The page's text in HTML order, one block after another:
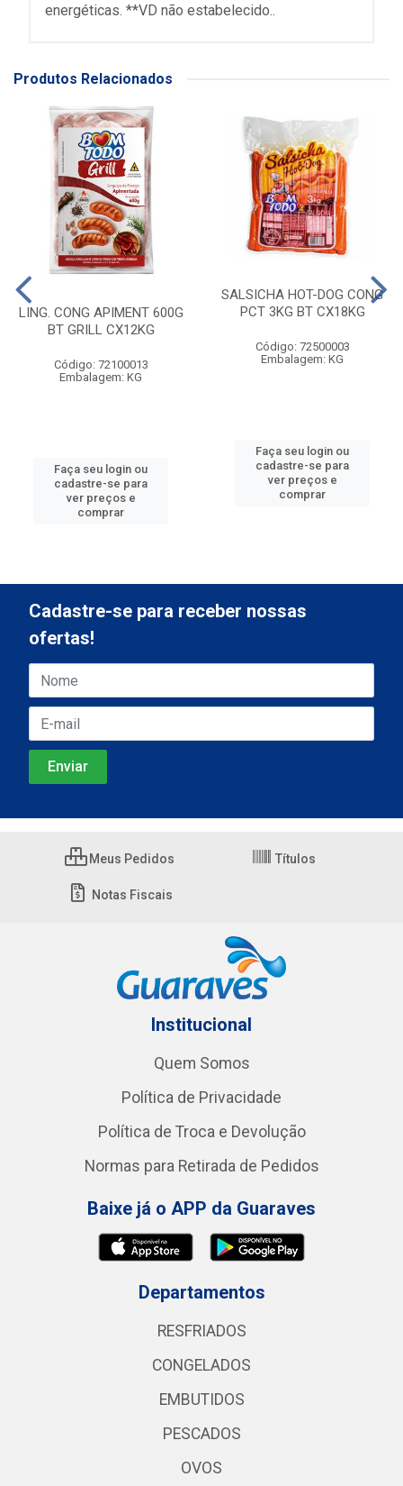
energéticas. **VD não estabelecido..
Produtos Relacionados
LING. CONG APIMENT 600G
BT GRILL CX12KG
Código: 72100013
Embalagem: KG
Faça seu login ou
cadastre-se para
ver preços e
comprar
SALSICHA HOT-DOG CONG
PCT 3KG BT CX18KG
Código: 72500003
Embalagem: KG
Faça seu login ou
cadastre-se para
ver preços e
comprar
Cadastre-se para receber nossas
ofertas!
Meus Pedidos Títulos
Notas Fiscais
Institucional
Quem Somos
Política de Privacidade
Política de Troca e Devolução
Normas para Retirada de Pedidos
Baixe já o APP da Guaraves
Departamentos
RESFRIADOS
CONGELADOS
EMBUTIDOS
PESCADOS
OVOS